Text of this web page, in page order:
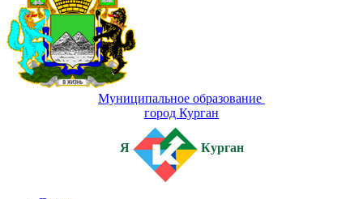
Муниципальное образование
город Курган
Я Курган